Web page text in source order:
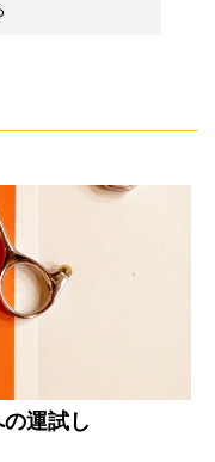
運試し